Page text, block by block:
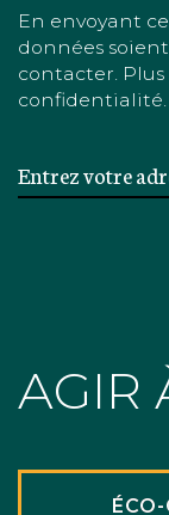
En envoyant
données
contacter.
confidentialité.
AGIR